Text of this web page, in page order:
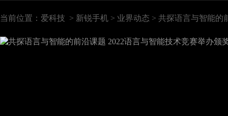
当前位置： 爱科技 > 新锐手机 > 业界动态 > 共探语言与智能的